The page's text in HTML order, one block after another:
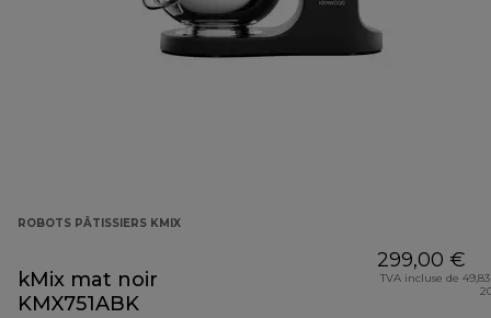
ROBOTS PÂTISSIERS KMIX
kMix mat noir
KMX751ABK
299,00 €
TVA incluse de